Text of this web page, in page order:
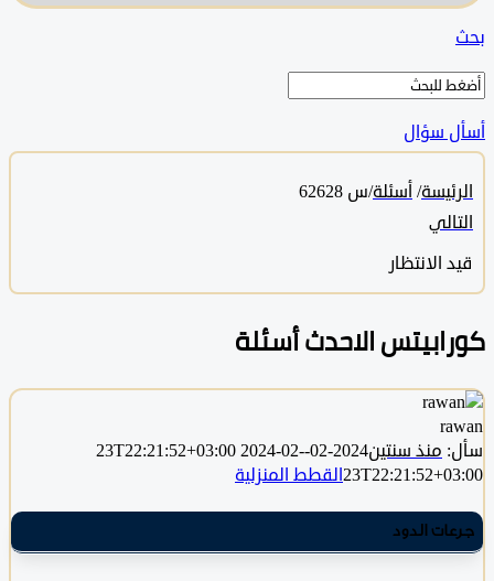
سؤال
/ أسئلة/س 62628
الانتظار
الاحدث أسئلة
منذ سنتين2024-02-23T22:21:52+03:00
2024-02-
القطط المنزلية
الدود